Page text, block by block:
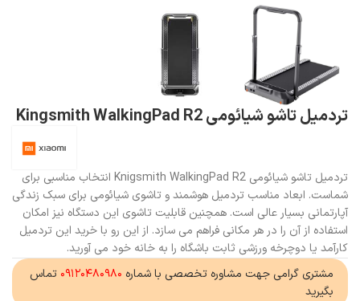
تردمیل تاشو شیائومی Kingsmith WalkingPad R2
تردمیل تاشو شیائومی Knigsmith WalkingPad R2 انتخاب مناسبی برای
شماست. ابعاد مناسب تردمیل هوشمند و تاشوی شیائومی برای سبک زندگی
آپارتمانی بسیار عالی است. همچنین قابلیت تاشوی این دستگاه نیز امکان
استفاده از آن را در هر مکانی فراهم می سازد. از این رو با خرید این تردمیل
کارآمد یا دوچرخه ورزشی ثابت باشگاه را به خانه خود می آورید.
مشتری گرامی جهت مشاوره تخصصی با شماره ۰۹۱۲۰۴۸۰۹۸۰ تماس
بگیرید